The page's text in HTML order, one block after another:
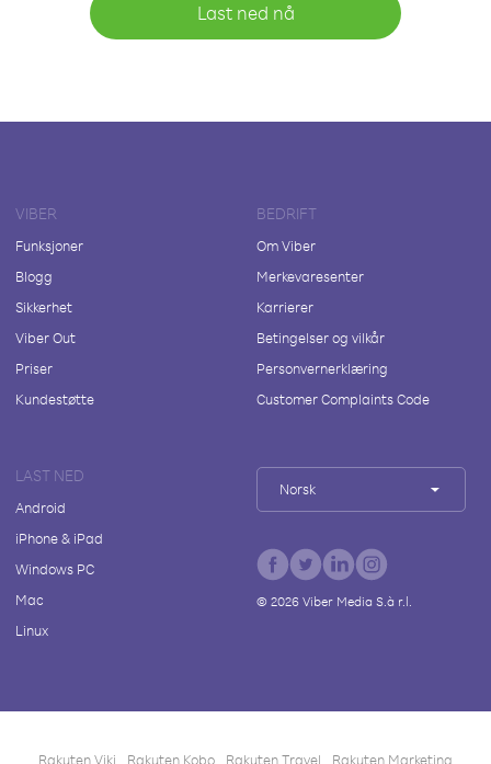
Last ned nå
VIBER
Funksjoner
Blogg
Sikkerhet
Viber Out
Priser
Kundestøtte
BEDRIFT
Om Viber
Merkevaresenter
Karrierer
Betingelser og vilkår
Personvernerklæring
Customer Complaints Code
LAST NED
Android
iPhone & iPad
Windows PC
Mac
Linux
Norsk
© 2026Viber Media S.à r.l.
Rakuten Viki Rakuten Kobo Rakuten Travel Rakuten Marketing